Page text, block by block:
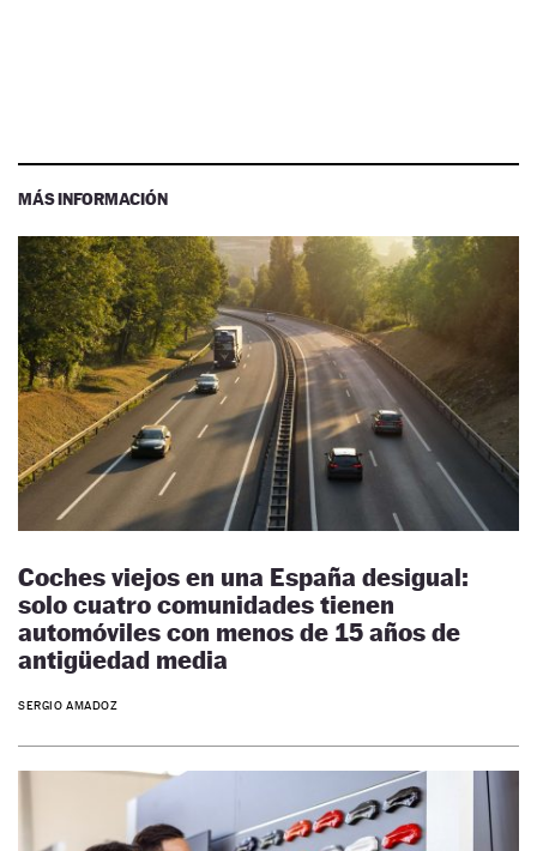
MÁS INFORMACIÓN
Coches viejos en una España desigual:
solo cuatro comunidades tienen
automóviles con menos de 15 años de
antigüedad media
SERGIO AMADOZ